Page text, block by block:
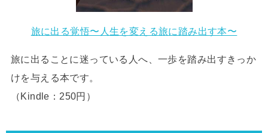
旅に出る覚悟〜人生を変える旅に踏み出す本〜
旅に出ることに迷っている人へ、一歩を踏み出すきっか
けを与える本です。
（Kindle：250円）